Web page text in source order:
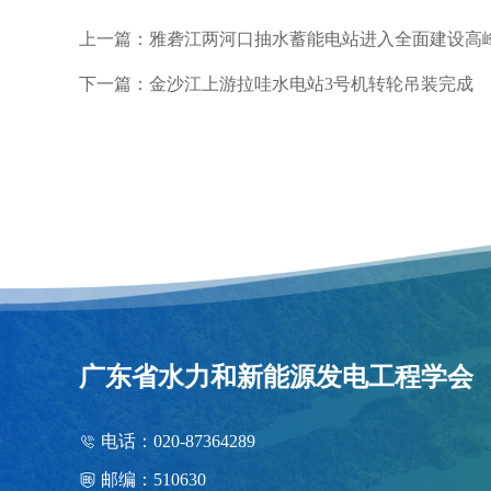
上一篇：雅砻江两河口抽水蓄能电站进入全面建设高
下一篇：金沙江上游拉哇水电站3号机转轮吊装完成
广东省水力和新能源发电工程学会
电话：020-87364289
邮编：510630